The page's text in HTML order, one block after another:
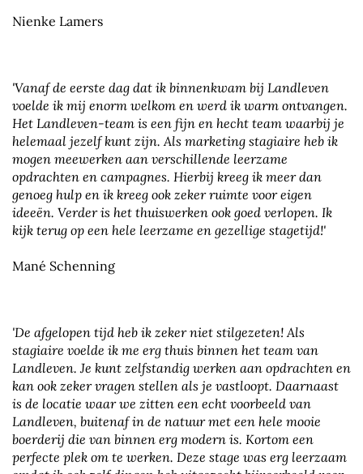
Nienke Lamers
'Vanaf de eerste dag dat ik binnenkwam bij Landleven
voelde ik mij enorm welkom en werd ik warm ontvangen.
Het Landleven-team is een fijn en hecht team waarbij je
helemaal jezelf kunt zijn. Als marketing stagiaire heb ik
mogen meewerken aan verschillende leerzame
opdrachten en campagnes. Hierbij kreeg ik meer dan
genoeg hulp en ik kreeg ook zeker ruimte voor eigen
ideeën. Verder is het thuiswerken ook goed verlopen. Ik
kijk terug op een hele leerzame en gezellige stagetijd!'
Mané Schenning
'De afgelopen tijd heb ik zeker niet stilgezeten! Als
stagiaire voelde ik me erg thuis binnen het team van
Landleven. Je kunt zelfstandig werken aan opdrachten en
kan ook zeker vragen stellen als je vastloopt. Daarnaast
is de locatie waar we zitten een echt voorbeeld van
Landleven, buitenaf in de natuur met een hele mooie
boerderij die van binnen erg modern is. Kortom een
perfecte plek om te werken. Deze stage was erg leerzaam